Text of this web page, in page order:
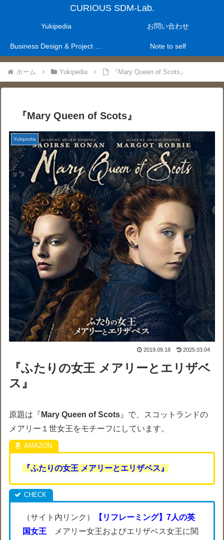
CURIOUS SDM-Lab.
Yukipedia お問い合わせ
Note to self
ホーム Yukipedia 『Mary Queen of Scots』
『Mary Queen of Scots』
Yukipedia
2019.09.18 2025.03.04
『ふたりの女王 メアリーとエリザベ
ス』
原題は『 Mary Queen of Scots 』で、スコットランドの
メアリー１世女王をモチーフにしています。
『ふたりの女王 メアリーとエリザベス』
（サイト内リンク）
【リフレーミング】7人の英
国女王
メアリー女王およびエリザベス女王に関